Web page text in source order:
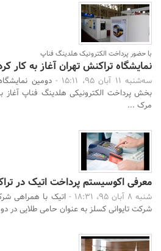
با حضور پرداخت الکترونیک هلدینگ فناپ
نمایشگاه تراکنش تهران آغاز به کار
سه‌شنبه 11 آبان 95، 15:11 -
دومین
بخش پرداخت الکترونیکی هلدینگ فناپ آغاز
مرک ...
معرفی اکوسیستم پرداخت اتیک در
شنبه 8 آبان 95، 18:31 -
اتیک با همراهی
شرکت تایوانی کسلز به عنوان حامی طلایی در